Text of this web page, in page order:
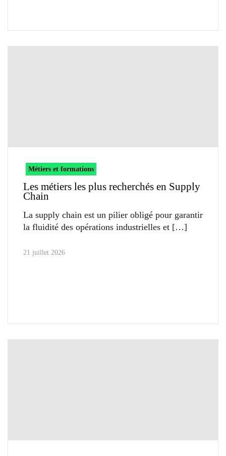
Métiers et formations
Les métiers les plus recherchés en Supply
Chain
La supply chain est un pilier obligé pour garantir
la fluidité des opérations industrielles et
21 juillet 2026